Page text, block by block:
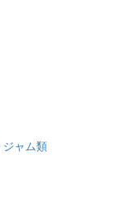
ャム類